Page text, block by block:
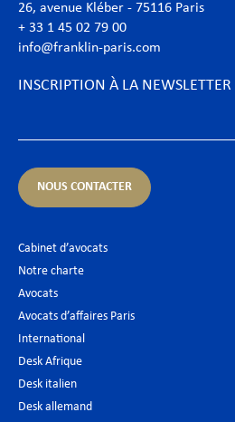
26, avenue Kléber - 75116 Paris
+ 33 1 45 02 79 00
info@franklin-paris.com
INSCRIPTION À LA NEWSLETTER
NOUS CONTACTER
Cabinet d’avocats
Notre charte
Avocats
Avocats d’affaires Paris
International
Desk Afrique
Desk italien
Desk allemand